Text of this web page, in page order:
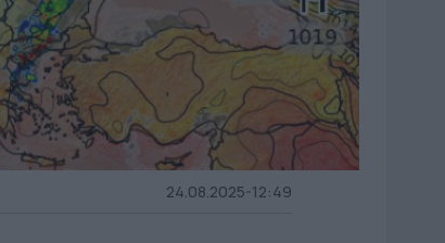
24.08.2025-12:49